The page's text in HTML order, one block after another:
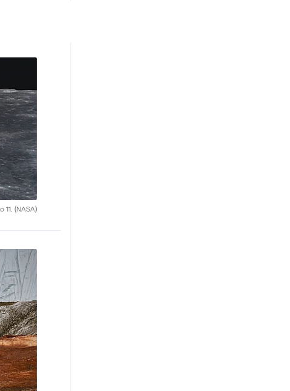
11. (NASA)